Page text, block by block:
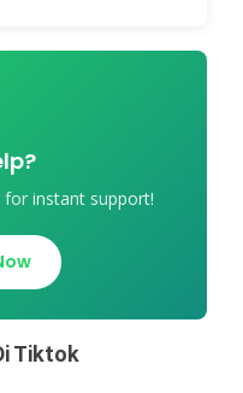
instant support!
Tiktok